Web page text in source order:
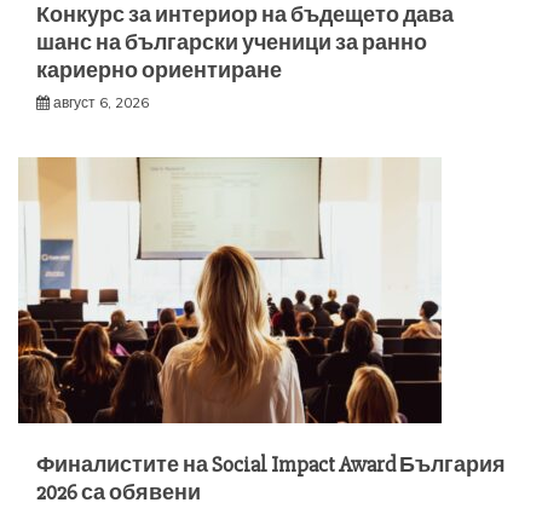
Конкурс за интериор на бъдещето дава
шанс на български ученици за ранно
кариерно ориентиране
август 6, 2026
Финалистите на Social Impact Award България
2026 са обявени